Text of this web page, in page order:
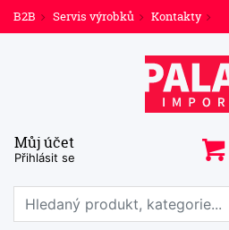
B2B Servis výrobků Kontakty
Můj účet
Přihlásit se
Prohledat web